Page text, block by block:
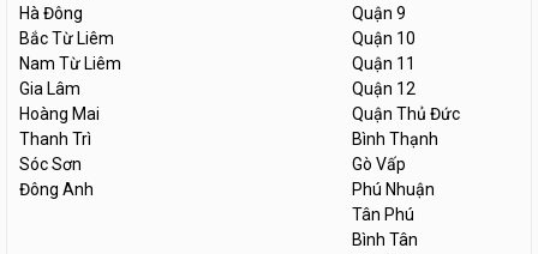
Hà Đông
Bắc Từ Liêm
Nam Từ Liêm
Gia Lâm
Hoàng Mai
Thanh Trì
Sóc Sơn
Đông Anh
Quận 9
Quận 10
Quận 11
Quận 12
Quận Thủ Đức
Bình Thạnh
Gò Vấp
Phú Nhuận
Tân Phú
Bình Tân